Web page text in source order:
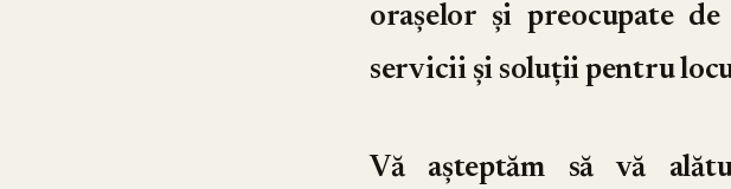
orașelor și preocupate
servicii și soluții pentru
Vă așteptăm să vă